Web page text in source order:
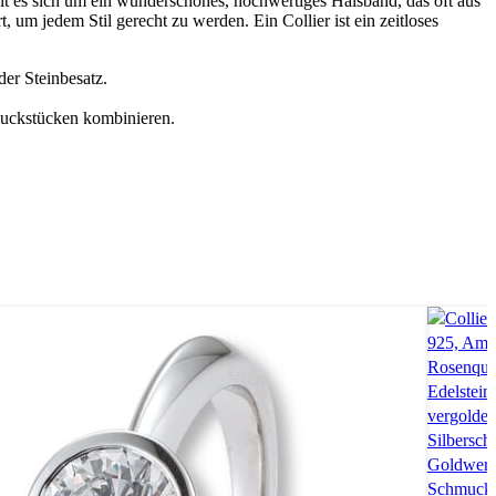
um jedem Stil gerecht zu werden. Ein Collier ist ein zeitloses
Steinbesatz.
kombinieren.